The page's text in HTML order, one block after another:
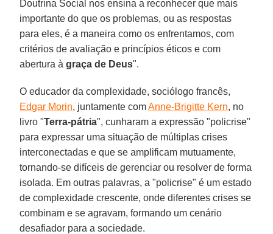
Doutrina Social nos ensina a reconhecer que mais
importante do que os problemas, ou as respostas
para eles, é a maneira como os enfrentamos, com
critérios de avaliação e princípios éticos e com
abertura àgraça de Deus".
O educador da complexidade, sociólogo francês,
Edgar Morin, juntamente comAnne-Brigitte Kern, no
livro "Terra-pátria", cunharam a expressão "policrise"
para expressar uma situação de múltiplas crises
interconectadas e que se amplificam mutuamente,
tornando-se difíceis de gerenciar ou resolver de forma
isolada. Em outras palavras, a "policrise" é um estado
de complexidade crescente, onde diferentes crises se
combinam e se agravam, formando um cenário
desafiador para a sociedade.